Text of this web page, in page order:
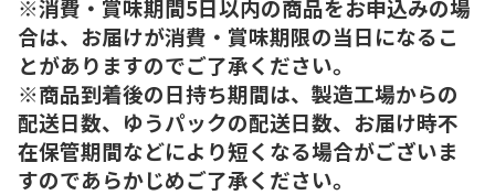
※消費・賞味期間5日以内の商品をお申込みの場
合は、お届けが消費・賞味期限の当日になるこ
とがありますのでご了承ください。
※商品到着後の日持ち期間は、製造工場からの
配送日数、ゆうパックの配送日数、お届け時不
在保管期間などにより短くなる場合がございま
すのであらかじめご了承ください。